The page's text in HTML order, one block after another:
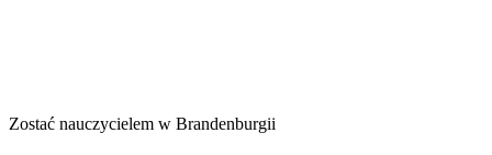
Zostać nauczycielem w Brandenburgii